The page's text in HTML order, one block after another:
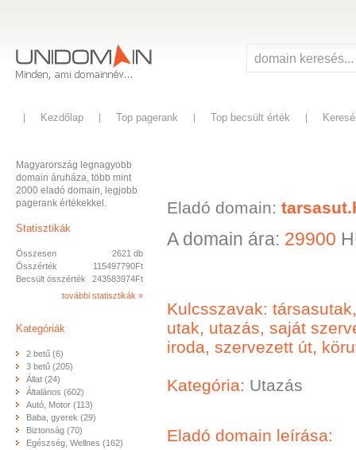
Kezdőlap Top pagerank Top becsült érték
Magyarország legnagyobb
domain áruháza, több mint
2000 eladó domain, legjobb
pagerank értékekkel.
Statisztikák
Összesen
2621 db
Összérték
115497790Ft
Becsült összérték
243583974Ft
további statisztikák »
Kategóriák
2 betű (6)
3 betű (205)
Állat (24)
Általános (602)
Autó, Motor (113)
Baba, gyerek (29)
Biztonság (70)
Egészség, Wellnes (162)
Eladó domain:
A domain ára: 29900
Kulcsszavak:
utak, utazás, saját
iroda, szervezett út,
Kategória: Utazás
Eladó domain leírása: